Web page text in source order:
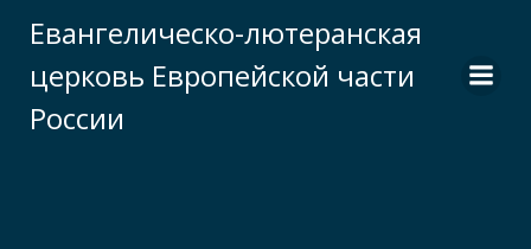
к
содержимому
Евангелическо-лютеранская
церковь Европейской части
России